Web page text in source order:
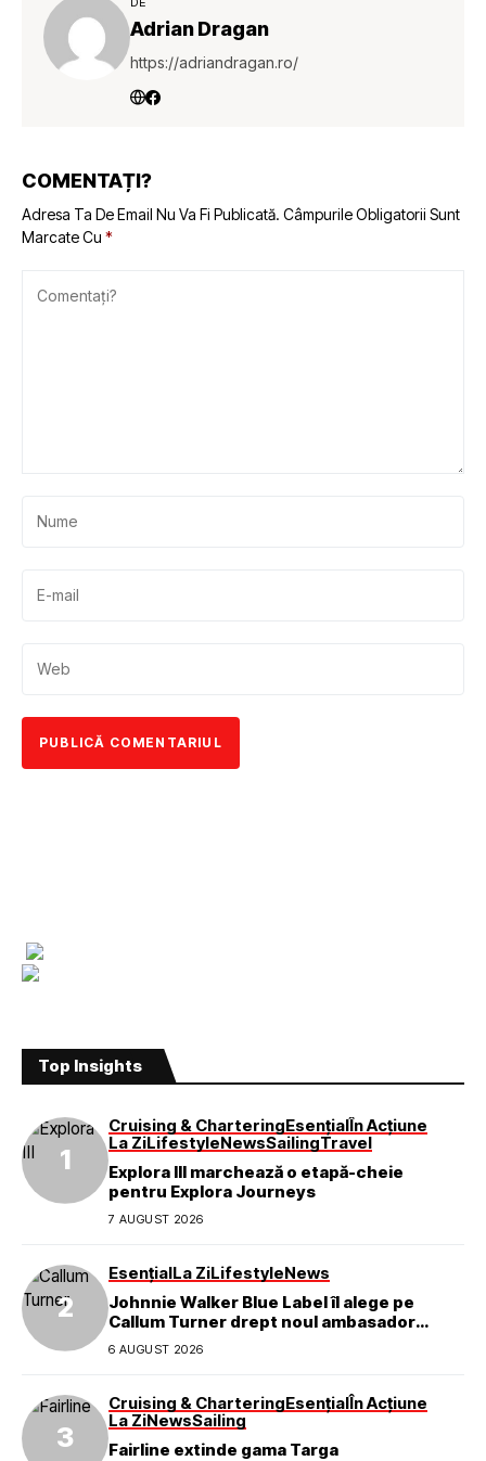
Adrian Dragan
https://adriandragan.ro/
COMENTAȚI?
Adresa Ta De Email Nu Va Fi Publicată. Câmpurile Obligatorii Sunt
Marcate Cu *
Top Insights
Cruising & CharteringEsențialÎn Acțiune
La ZiLifestyleNewsSailingTravel
Explora III marchează o etapă-cheie
pentru Explora Journeys
7 AUGUST 2026
EsențialLa ZiLifestyleNews
Johnnie Walker Blue Label îl alege pe
Callum Turner drept noul ambasador
global al mărcii
6 AUGUST 2026
Cruising & CharteringEsențialÎn Acțiune
La ZiNewsSailing
Fairline extinde gama Targa